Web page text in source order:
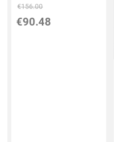
€156.00
€90.48